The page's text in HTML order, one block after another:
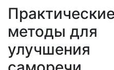
Практические
методы для
улучшения